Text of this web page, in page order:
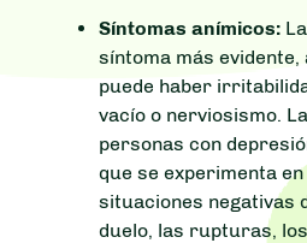
Síntomas anímicos:
síntoma más evidente,
puede haber
vacío o nerviosismo.
personas con
que se experimenta
situaciones negativas
duelo, las rupturas,